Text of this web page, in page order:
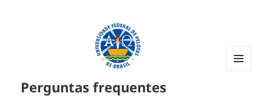
Perguntas frequentes